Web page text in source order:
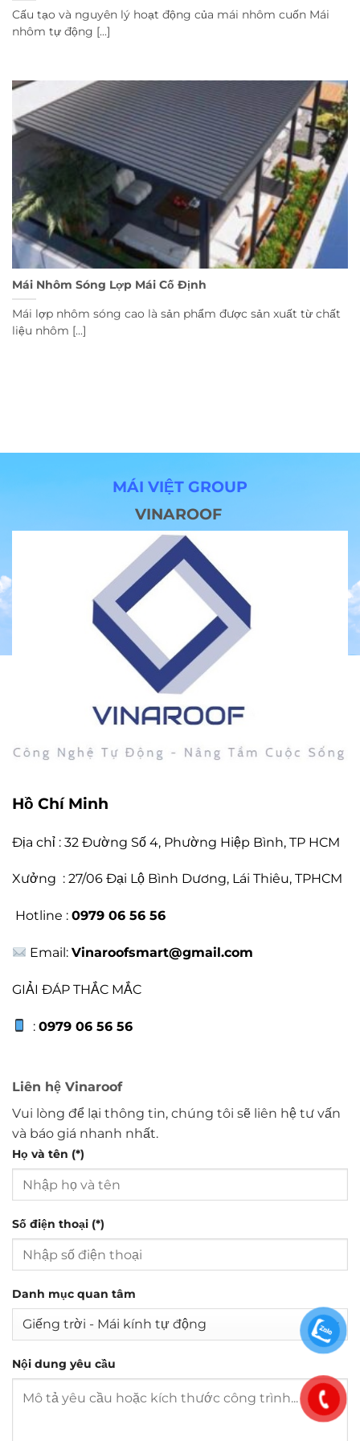
Cấu tạo và nguyên lý hoạt động của mái nhôm cuốn Mái
nhôm tự động [...]
Mái Nhôm Sóng Lợp Mái Cố Định
Mái lợp nhôm sóng cao là sản phẩm được sản xuất từ chất
liệu nhôm [...]
MÁI VIỆT GROUP
VINAROOF
Hồ Chí Minh
Địa chỉ : 32 Đường Số 4, Phường Hiệp Bình, TP HCM
Xưởng : 27/06 Đại Lộ Bình Dương, Lái Thiêu, TPHCM
Hotline : 0979 06 56 56
Email:Vinaroofsmart@gmail.com
GIẢI ĐÁP THẮC MẮC
:0979 06 56 56
Liên hệ Vinaroof
Vui lòng để lại thông tin, chúng tôi sẽ liên hệ tư vấn
và báo giá nhanh nhất.
Họ và tên (*)
Số điện thoại (*)
Danh mục quan tâm
Nội dung yêu cầu